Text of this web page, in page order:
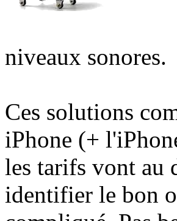
niveaux sonores.
Ces solutions
iPhone (+
les tarifs vont au
identifier le bon